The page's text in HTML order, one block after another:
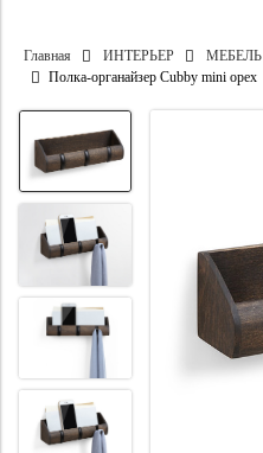
Главная ИНТЕРЬЕР МЕБЕЛЬ
Полка-органайзер Cubby mini орех